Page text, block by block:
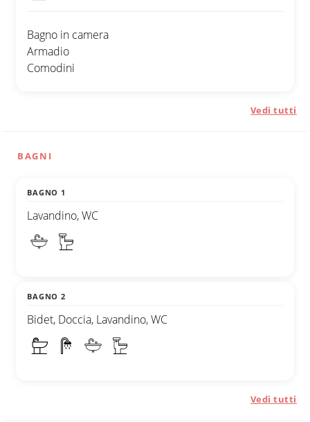
Bagno in camera
Armadio
Comodini
Vedi tutti
BAGNI
BAGNO 1
Lavandino, WC
BAGNO 2
Bidet, Doccia, Lavandino, WC
Vedi tutti